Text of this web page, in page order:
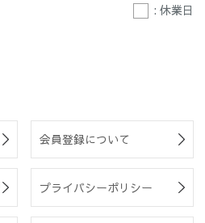
: 休業日
会員登録について
プライバシーポリシー